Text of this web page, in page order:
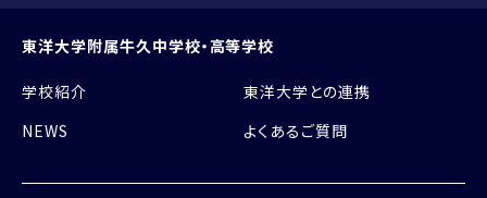
東洋大学附属牛久中学校・高等学校
学校紹介
東洋大学との連携
NEWS
よくあるご質問